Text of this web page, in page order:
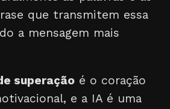
que transmitem essa
a mensagem mais
superação é o coração
e a IA é uma